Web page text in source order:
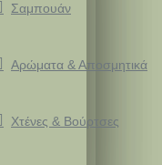
Σαμπουάν
Αρώματα & Αποσμητικά
Χτένες & Βούρτσες